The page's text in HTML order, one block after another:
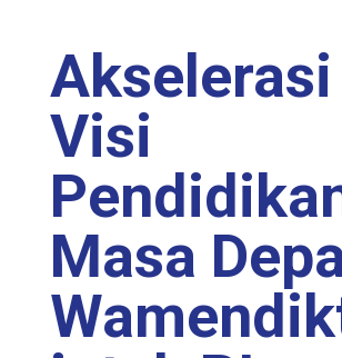
Akselerasi
Visi
Masa